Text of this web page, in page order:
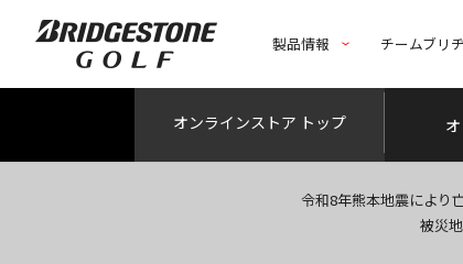
製品情報 チームブリ
オンラインストア トップ
令和8年熊本地震により
被災